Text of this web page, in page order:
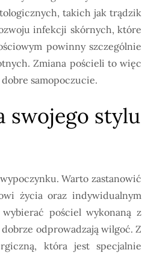
takich jak trądzik
infekcji skórnych, które
powinny szczególnie
Zmiana pościeli to więc
samopoczucie.
swojego stylu
Warto zastanowić
życia oraz indywidualnym
pościel wykonaną z
odprowadzają wilgoć. Z
która jest specjalnie